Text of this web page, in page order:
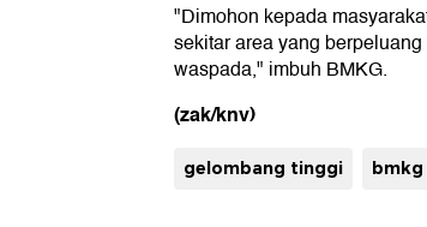
"Dimohon kepada
sekitar area yang
waspada," imbuh BMKG.
(zak/knv)
gelombang tinggi bmkg